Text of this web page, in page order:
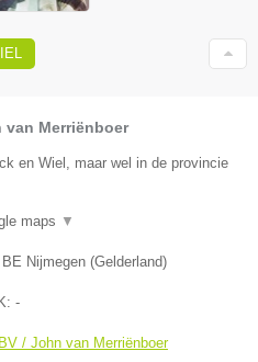
van Merriënboer
en Wiel, maar wel in de provincie
maps ▼
Nijmegen (Gelderland)
-
/ John van Merriënboer